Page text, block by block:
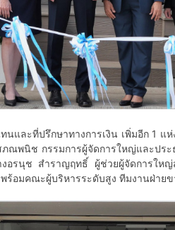
ะที่ปรึกษาทางการเงิน เพิ่มอีก 1 แห่
ภณพนิช กรรมการผู้จัดการใหญ่และป
งอรนุช สำราญฤทธิ์ ผู้ช่วยผู้จัดการใ
ร้อมคณะผู้บริหารระดับสูง ทีมงานฝ่าย